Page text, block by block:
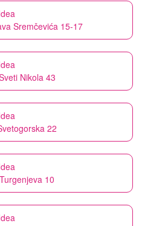
Sremčevića 15-17
Nikola 43
22
10